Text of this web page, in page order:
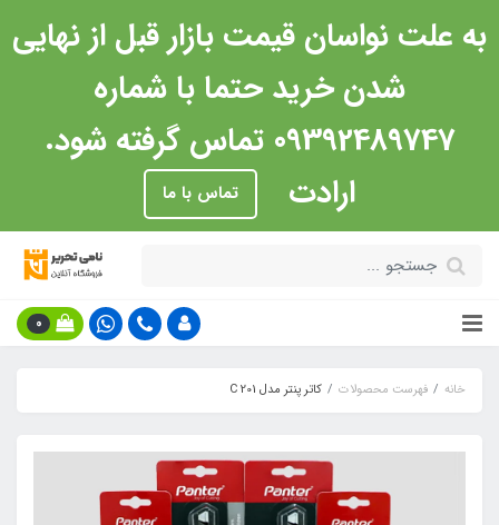
به علت نواسان قیمت بازار قبل از نهایی
شدن خرید حتما با شماره
09392489747 تماس گرفته شود.
ارادت
تماس با ما
0
خانه فهرست محصولات کاتر پنتر مدل C 201